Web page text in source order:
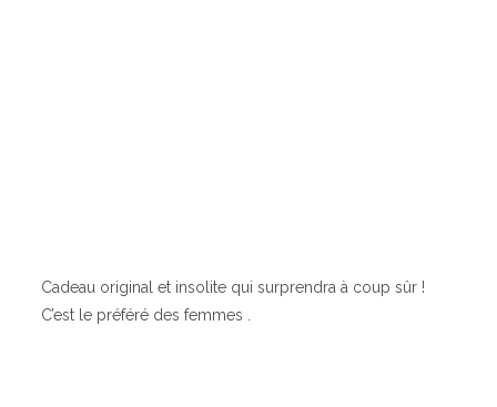
Cadeau original et insolite qui surprendra à coup sûr !
C’est le préféré des femmes .